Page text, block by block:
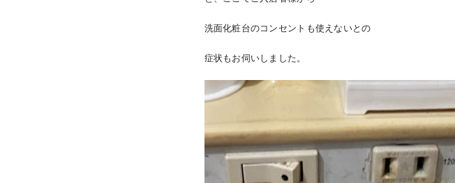
洗面化粧台のコンセントも使えないとの
症状もお伺いしました。